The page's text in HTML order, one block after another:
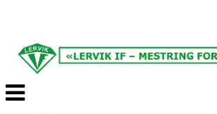
Veksle
navigasjon